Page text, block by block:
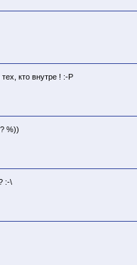
кто внутре ! :-Р
%))
:-\